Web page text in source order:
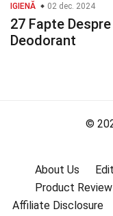
IGIENĂ 02 dec. 2024
27 Fapte Despre
Deodorant
©
About Us
Product Review
Affiliate Disclosure